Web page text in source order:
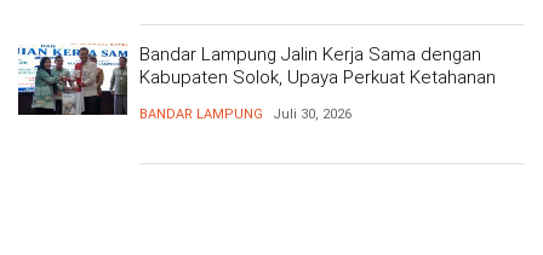
Bandar Lampung Jalin Kerja Sama dengan
Kabupaten Solok, Upaya Perkuat Ketahanan
BANDAR LAMPUNG Juli 30, 2026